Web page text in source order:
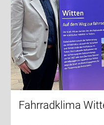
Fahrradklima